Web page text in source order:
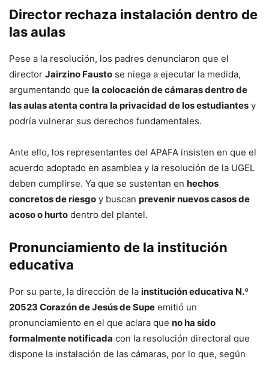
Director rechaza instalación dentro de
las aulas
Pese a la resolución, los padres denunciaron que el
director Jairzino Fausto se niega a ejecutar la medida,
argumentando que la colocación de cámaras dentro de
las aulas atenta contra la privacidad de los estudiantes y
podría vulnerar sus derechos fundamentales.
Ante ello, los representantes del APAFA insisten en que el
acuerdo adoptado en asamblea y la resolución de la UGEL
deben cumplirse. Ya que se sustentan en hechos
concretos de riesgo y buscan prevenir nuevos casos de
acoso o hurto dentro del plantel.
Pronunciamiento de la institución
educativa
Por su parte, la dirección de la institución educativa N.º
20523 Corazón de Jesús de Supe emitió un
pronunciamiento en el que aclara que no ha sido
formalmente notificada con la resolución directoral que
dispone la instalación de las cámaras, por lo que, según